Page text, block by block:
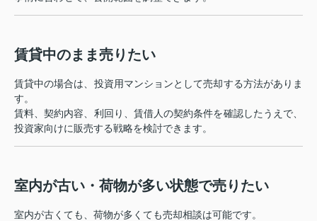
賃貸中のまま売りたい
賃貸中の場合は、投資用マンションとして売却する方法がありま
す。
賃料、契約内容、利回り、賃借人の契約条件を確認したうえで、
投資家向けに販売する戦略を検討できます。
室内が古い・荷物が多い状態で売りたい
室内が古くても、荷物が多くても売却相談は可能です。